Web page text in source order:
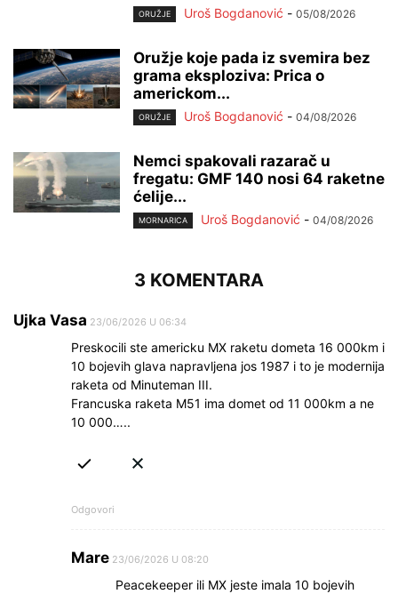
ORUŽJE Uroš Bogdanović - 05/08/2026
Oružje koje pada iz svemira bez
grama eksploziva: Prica o
americkom...
ORUŽJE Uroš Bogdanović - 04/08/2026
Nemci spakovali razarač u
fregatu: GMF 140 nosi 64 raketne
ćelije...
MORNARICA Uroš Bogdanović - 04/08/2026
3 KOMENTARA
Ujka Vasa 23/06/2026 U 06:34
Preskocili ste americku MX raketu dometa 16 000km i
10 bojevih glava napravljena jos 1987 i to je modernija
raketa od Minuteman III.
Francuska raketa M51 ima domet od 11 000km a ne
10 000…..
Odgovori
Mare 23/06/2026 U 08:20
Peacekeeper ili MX jeste imala 10 bojevih